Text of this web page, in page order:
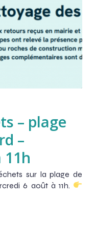
– plage
–
sur la plage de
6 août à 11h.